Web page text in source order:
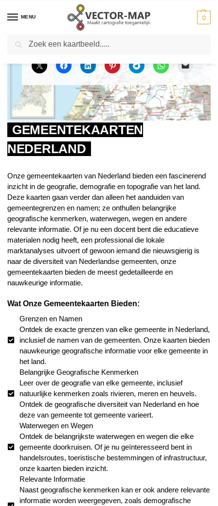
MENU 0
Home Actueel - Gemeentekaarten Nederland
GEMEENTEKAARTEN
NEDERLAND
Onze gemeentekaarten van Nederland bieden een fascinerend
inzicht in de geografie, demografie en topografie van het land.
Deze kaarten gaan verder dan alleen het aanduiden van
gemeentegrenzen en namen; ze onthullen belangrijke
geografische kenmerken, waterwegen, wegen en andere
relevante informatie. Of je nu een docent bent die educatieve
materialen nodig heeft, een professional die lokale
marktanalyses uitvoert of gewoon iemand die nieuwsgierig is
naar de diversiteit van Nederlandse gemeenten, onze
gemeentekaarten bieden de meest gedetailleerde en
nauwkeurige informatie.
Wat Onze Gemeentekaarten Bieden:
Grenzen en Namen
Ontdek de exacte grenzen van elke gemeente in Nederland,
inclusief de namen van de gemeenten. Onze kaarten bieden
nauwkeurige geografische informatie voor elke gemeente in
het land.
Belangrijke Geografische Kenmerken
Leer over de geografie van elke gemeente, inclusief
natuurlijke kenmerken zoals rivieren, meren en heuvels.
Ontdek de geografische diversiteit van Nederland en hoe
deze van gemeente tot gemeente varieert.
Waterwegen en Wegen
Ontdek de belangrijkste waterwegen en wegen die elke
gemeente doorkruisen. Of je nu geïnteresseerd bent in
handelsroutes, toeristische bestemmingen of infrastructuur,
onze kaarten bieden inzicht.
Relevante Informatie
Naast geografische kenmerken kan er ook andere relevante
informatie worden weergegeven, zoals demografische